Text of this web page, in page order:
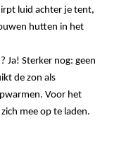
luid achter je tent,
hutten in het
Ja! Sterker nog: geen
de zon als
Voor het
mee op te laden.